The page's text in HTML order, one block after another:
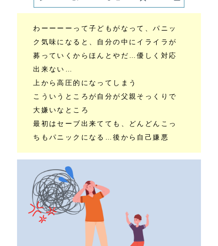
わーーーーって子どもがなって、パニッ
ク気味になると、自分の中にイライラが
募っていくからほんとやだ…優しく対応
出来ない…
上から高圧的になってしまう
こういうところが自分が父親そっくりで
大嫌いなところ
最初はセーブ出来てても、どんどんこっ
ちもパニックになる…後から自己嫌悪